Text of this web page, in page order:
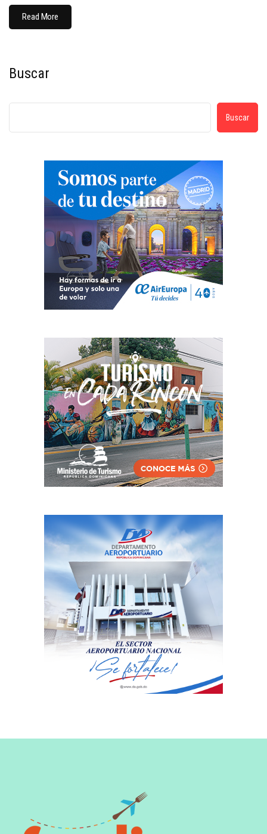
Read More
Buscar
Buscar